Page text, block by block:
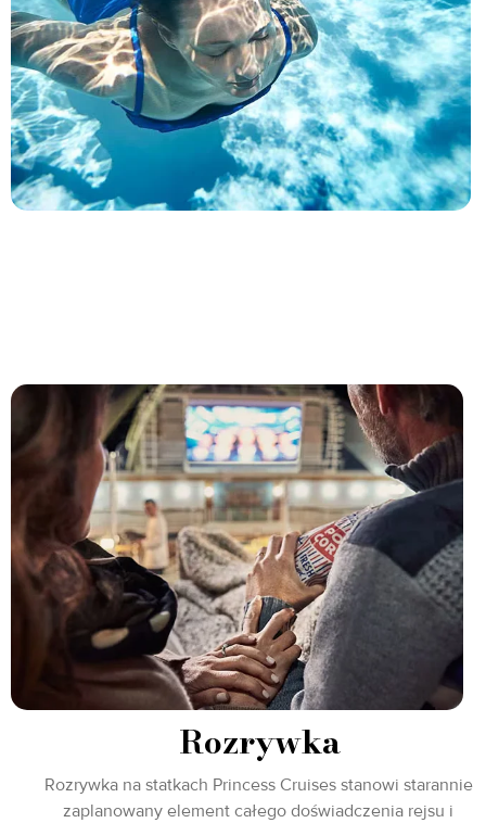
Rozrywka
Rozrywka na statkach Princess Cruises stanowi starannie
zaplanowany element całego doświadczenia rejsu i